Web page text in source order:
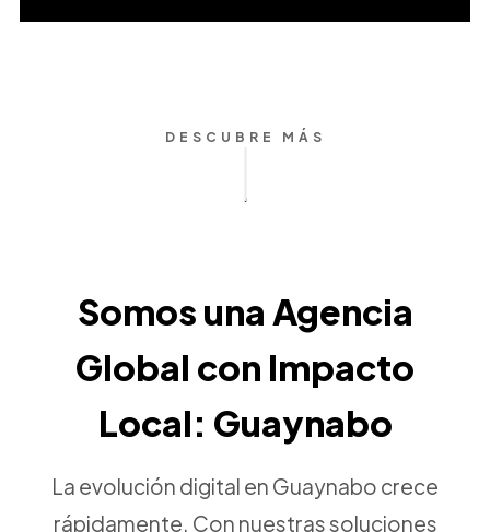
DESCUBRE MÁS
Somos una Agencia
Global con Impacto
Local: Guaynabo
La evolución digital en Guaynabo crece
rápidamente. Con nuestras soluciones